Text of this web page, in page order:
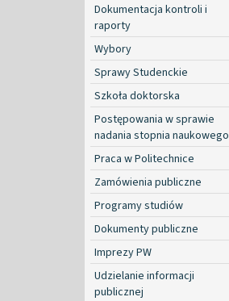
Dokumentacja kontroli i
raporty
Wybory
Sprawy Studenckie
Szkoła doktorska
Postępowania w sprawie
nadania stopnia naukowego
Praca w Politechnice
Zamówienia publiczne
Programy studiów
Dokumenty publiczne
Imprezy PW
Udzielanie informacji
publicznej